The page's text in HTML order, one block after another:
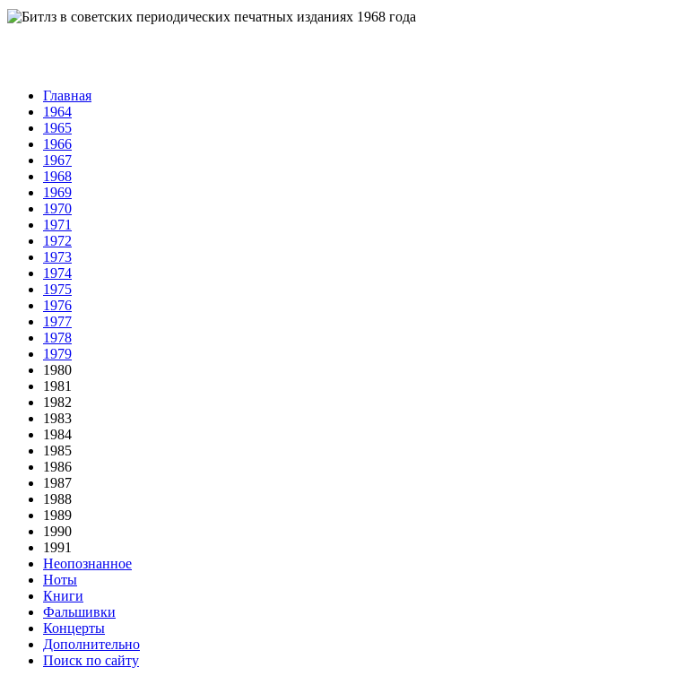
Главная
1964
1965
1966
1967
1968
1969
1970
1971
1972
1973
1974
1975
1976
1977
1978
1979
1980
1981
1982
1983
1984
1985
1986
1987
1988
1989
1990
1991
Неопознанное
Ноты
Книги
Фальшивки
Концерты
Дополнительно
Поиск по сайту